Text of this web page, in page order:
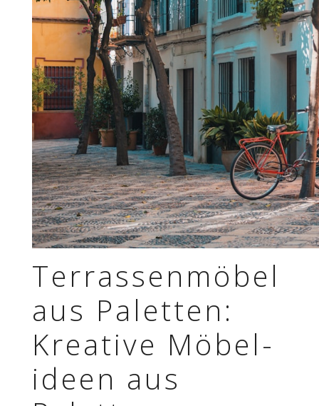
Terras­sen­mö­bel
aus Palet­ten:
Krea­tive Möbel­
ideen aus